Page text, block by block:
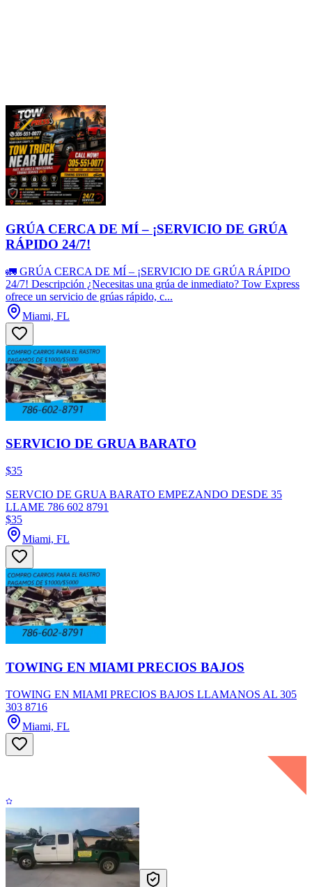
GRÚA CERCA DE MÍ – ¡SERVICIO DE GRÚA
RÁPIDO 24/7!
🚛 GRÚA CERCA DE MÍ – ¡SERVICIO DE GRÚA RÁPIDO
24/7! Descripción ¿Necesitas una grúa de inmediato? Tow Express
ofrece un servicio de grúas rápido, c...
Miami, FL
SERVICIO DE GRUA BARATO
$35
SERVCIO DE GRUA BARATO EMPEZANDO DESDE 35
LLAME 786 602 8791
$35
Miami, FL
TOWING EN MIAMI PRECIOS BAJOS
TOWING EN MIAMI PRECIOS BAJOS LLAMANOS AL 305
303 8716
Miami, FL